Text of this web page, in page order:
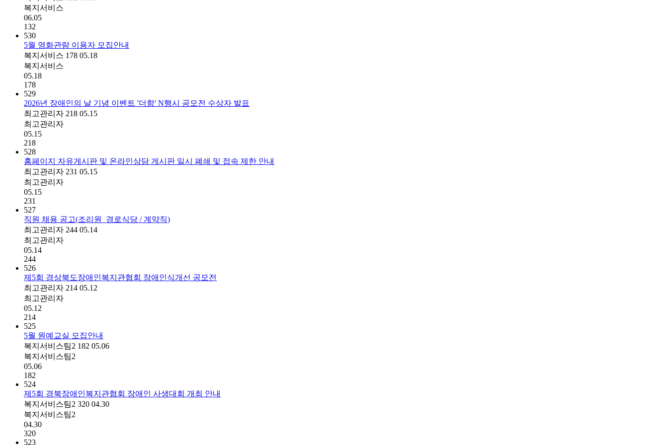
복지서비스
06.05
132
530
5월 영화관람 이용자 모집안내
복지서비스 178 05.18
복지서비스
05.18
178
529
2026년 장애인의 날 기념 이벤트 '더함' N행시 공모전 수상자 발표
최고관리자 218 05.15
최고관리자
05.15
218
528
홈페이지 자유게시판 및 온라인상담 게시판 일시 폐쇄 및 접속 제한 안내
최고관리자 231 05.15
최고관리자
05.15
231
527
직원 채용 공고(조리원_경로식당 / 계약직)
최고관리자 244 05.14
최고관리자
05.14
244
526
제5회 경상북도장애인복지관협회 장애인식개선 공모전
최고관리자 214 05.12
최고관리자
05.12
214
525
5월 원예교실 모집안내
복지서비스팀2 182 05.06
복지서비스팀2
05.06
182
524
제5회 경북장애인복지관협회 장애인 사생대회 개최 안내
복지서비스팀2 320 04.30
복지서비스팀2
04.30
320
523